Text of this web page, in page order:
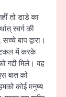
तो डाडे का
स्वर्ग की
बाप द्वारा।
में करके
गद्दी मिले। वह
बात को
कोई मनुष्य